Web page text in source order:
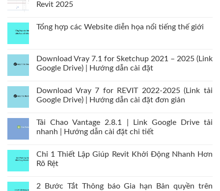
Revit 2025
Tổng hợp các Website diễn họa nổi tiếng thế giới
Download Vray 7.1 for Sketchup 2021 – 2025 (Link
Google Drive) | Hướng dẫn cài đặt
Download Vray 7 for REVIT 2022-2025 (Link tải
Google Drive) | Hướng dẫn cài đặt đơn giản
Tải Chao Vantage 2.8.1 | Link Google Drive tải
nhanh | Hướng dẫn cài đặt chi tiết
Chỉ 1 Thiết Lập Giúp Revit Khởi Động Nhanh Hơn
Rõ Rệt
2 Bước Tắt Thông báo Gia hạn Bản quyền trên